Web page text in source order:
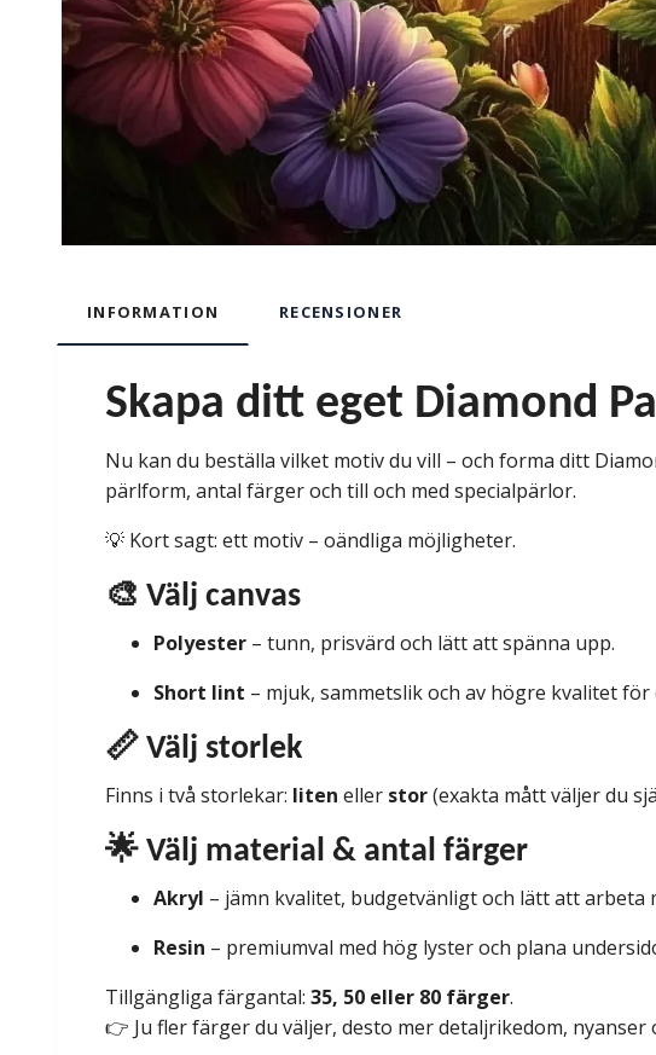
INFORMATION RECENSIONER
Skapa ditt eget Diamond
Nu kan du beställa vilket motiv du vill – och forma ditt
pärlform, antal färger och till och med specialpärlor.
💡 Kort sagt: ett motiv – oändliga möjligheter.
🎨 Välj canvas
Polyester – tunn, prisvärd och lätt att spänna upp.
Short lint – mjuk, sammetslik och av högre kvalitet för
📏 Välj storlek
Finns i två storlekar: liten eller stor(exakta mått väljer du
🌟 Välj material & antal färger
Akryl – jämn kvalitet, budgetvänligt och lätt att arbeta
Resin – premiumval med hög lyster och plana
Tillgängliga färgantal: 35, 50 eller 80 färger.
👉 Ju fler färger du väljer, desto mer detaljrikedom, nyanser